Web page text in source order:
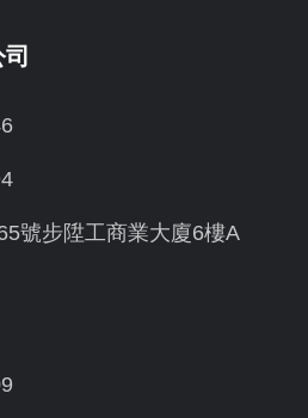
號步陞工商業大廈6樓A